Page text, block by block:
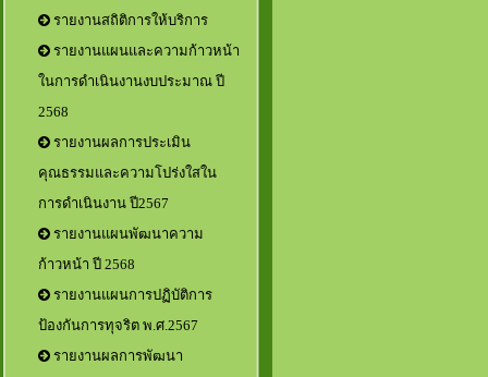
รายงานสถิติการให้บริการ
รายงานแผนและความก้าวหน้า
ในการดำเนินงานงบประมาณ ปี
2568
รายงานผลการประเมิน
คุณธรรมและความโปร่งใสใน
การดำเนินงาน ปี2567
รายงานแผนพัฒนาความ
ก้าวหน้า ปี 2568
รายงานแผนการปฏิบัติการ
ป้องกันการทุจริต พ.ศ.2567
รายงานผลการพัฒนา